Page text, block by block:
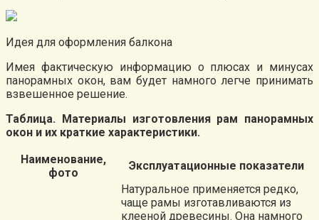
Идея для оформления балкона
Имея фактическую информацию о плюсах и минусах
панорамных окон, вам будет намного легче принимать
взвешенное решение.
Таблица. Материалы изготовления рам панорамных
окон и их краткие характеристики.
Наименование,
фото
Эксплуатационные показатели
Натуральное применяется редко,
чаще рамы изготавливаются из
клееной древесины. Она намного